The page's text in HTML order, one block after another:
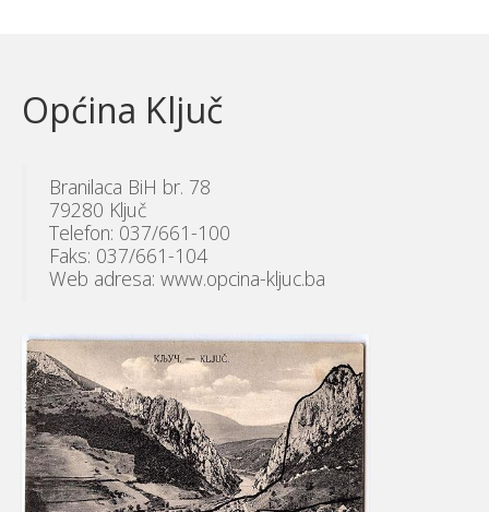
Općina Ključ
Branilaca BiH br. 78
79280 Ključ
Telefon: 037/661-100
Faks: 037/661-104
Web adresa: www.opcina-kljuc.ba